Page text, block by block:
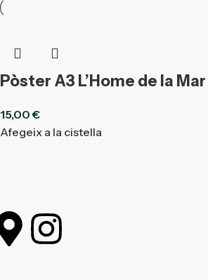
Pòster A3 L’Home de la Mar
15,00€
Afegeix a la cistella